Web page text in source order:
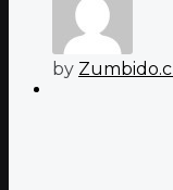
by Zumbido.cl